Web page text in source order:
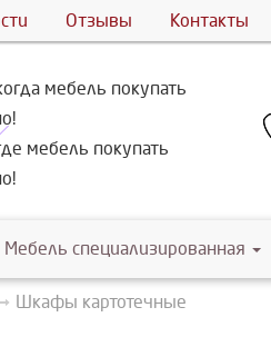
Отзывы Контакты
мебель покупать
мебель покупать
Мебель специализированная
Шкафы картотечные